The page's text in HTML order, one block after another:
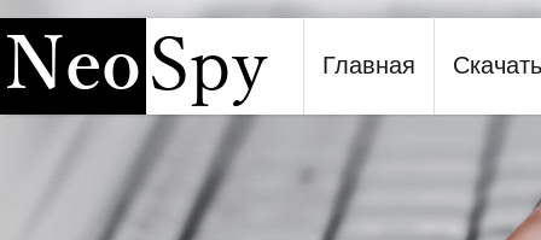
Программа шпион NeoSpy
Главная Скачать